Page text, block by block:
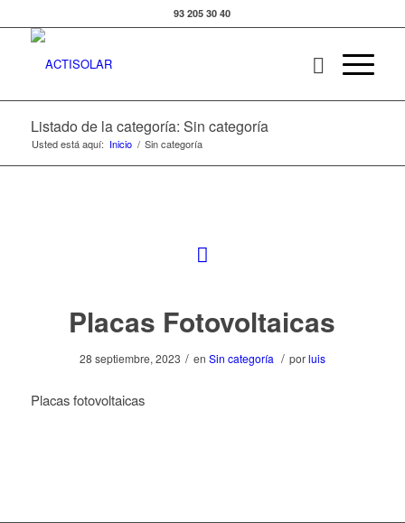
93 205 30 40
Listado de la categoría: Sin categoría
Usted está aquí: Inicio / Sin categoría
Placas Fotovoltaicas
28 septiembre, 2023 / en Sin categoría / porluis
Placas fotovoltaicas